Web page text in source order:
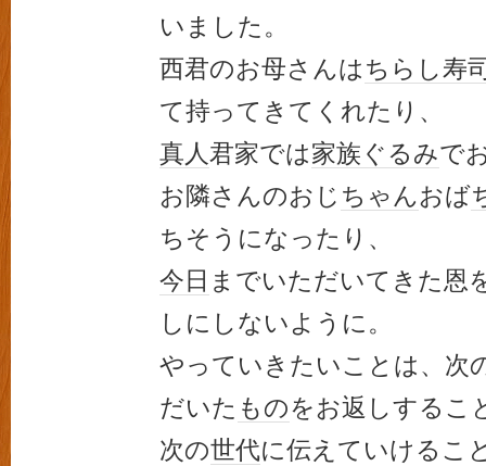
いました。
西君のお母さんはちらし寿
て持ってきてくれたり、
真人君家では家族 ぐるみで
お隣さんのおじ ちゃんおば
ちそうになったり、
今日 までいただいてきた恩
しにしないように。
やっていきたいことは、次
だいた ものをお返しするこ
次の世代に伝えていけるこ